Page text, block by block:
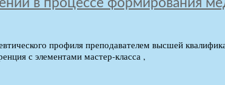
в процессе формирования
профиля преподавателем высшей
с элементами мастер-класса ,